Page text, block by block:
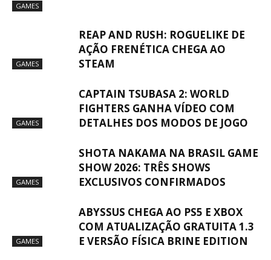
GAMES
GAMES
REAP AND RUSH: ROGUELIKE DE
AÇÃO FRENÉTICA CHEGA AO
STEAM
GAMES
CAPTAIN TSUBASA 2: WORLD
FIGHTERS GANHA VÍDEO COM
DETALHES DOS MODOS DE JOGO
GAMES
SHOTA NAKAMA NA BRASIL GAME
SHOW 2026: TRÊS SHOWS
EXCLUSIVOS CONFIRMADOS
GAMES
ABYSSUS CHEGA AO PS5 E XBOX
COM ATUALIZAÇÃO GRATUITA 1.3
E VERSÃO FÍSICA BRINE EDITION